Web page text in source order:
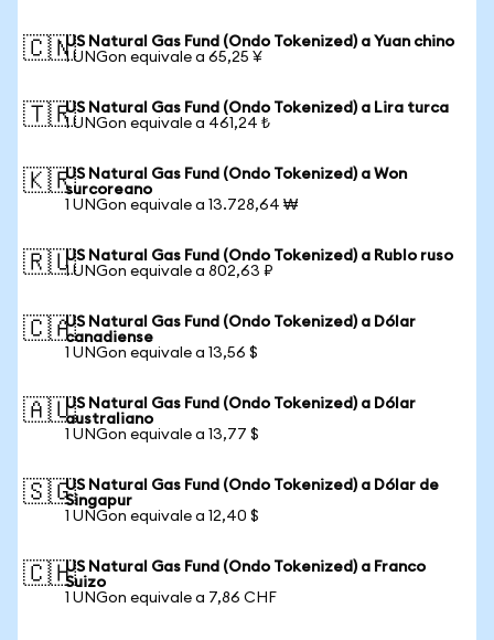
🇨🇳US Natural Gas Fund (Ondo Tokenized) a Yuan chino
1 UNGon equivale a 65,25 ¥
🇹🇷US Natural Gas Fund (Ondo Tokenized) a Lira turca
1 UNGon equivale a 461,24 ₺
🇰🇷US Natural Gas Fund (Ondo Tokenized) a Won
surcoreano
1 UNGon equivale a 13.728,64 ₩
🇷🇺US Natural Gas Fund (Ondo Tokenized) a Rublo ruso
1 UNGon equivale a 802,63 ₽
🇨🇦US Natural Gas Fund (Ondo Tokenized) a Dólar
canadiense
1 UNGon equivale a 13,56 $
🇦🇺US Natural Gas Fund (Ondo Tokenized) a Dólar
australiano
1 UNGon equivale a 13,77 $
🇸🇬US Natural Gas Fund (Ondo Tokenized) a Dólar de
Singapur
1 UNGon equivale a 12,40 $
🇨🇭US Natural Gas Fund (Ondo Tokenized) a Franco
Suizo
1 UNGon equivale a 7,86 CHF